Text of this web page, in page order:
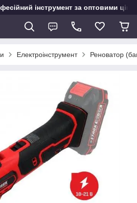
інструмент за оптовими
Електроінструмент Реноватор